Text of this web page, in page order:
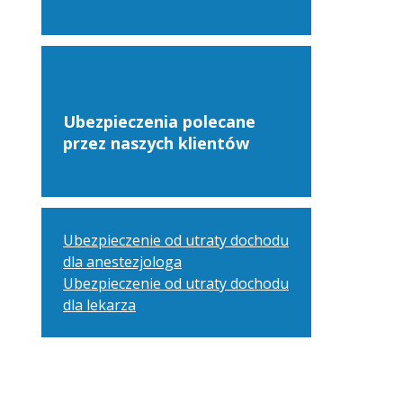
Ubezpieczenia polecane
przez naszych klientów
Ubezpieczenie od utraty dochodu
dla anestezjologa
Ubezpieczenie od utraty dochodu
dla lekarza